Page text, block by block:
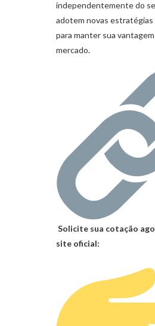
independentemente do
adotem novas
para manter sua
mercado.
Solicite sua cotação
site oficial: